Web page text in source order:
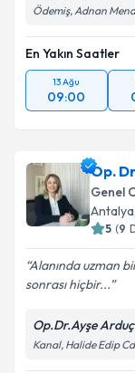
Ödemiş, Adnan
En Yakın Saatler
13 Ağu
09:00
Op.
Genel
Antalya,
5 (9
Alanında uzman
sonrası hiçbir...
Op.Dr.Ayşe
Kanal, Halide Edip